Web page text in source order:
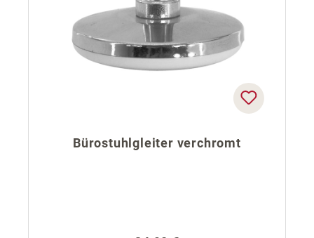
Bürostuhlgleiter verchromt